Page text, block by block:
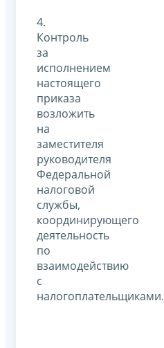
4.
Контроль
за
исполнением
настоящего
приказа
возложить
на
заместителя
руководителя
Федеральной
налоговой
службы,
координирующего
деятельность
по
взаимодействию
с
налогоплательщиками.